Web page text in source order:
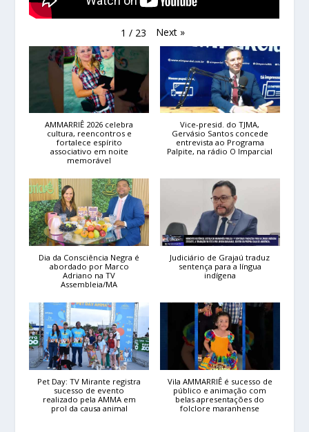
1 / 23 Next »
AMMARRIÊ 2026 celebra
cultura, reencontros e
fortalece espírito
associativo em noite
memorável
Vice-presid. do TJMA,
Gervásio Santos concede
entrevista ao Programa
Palpite, na rádio O Imparcial
Dia da Consciência Negra é
abordado por Marco
Adriano na TV
Assembleia/MA
Judiciário de Grajaú traduz
sentença para a língua
indígena
Pet Day: TV Mirante registra
sucesso de evento
realizado pela AMMA em
prol da causa animal
Vila AMMARRIÊ é sucesso de
público e animação com
belas apresentações do
folclore maranhense